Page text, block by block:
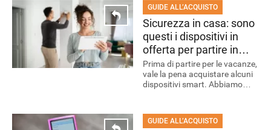
GUIDE ALL’ACQUISTO
Sicurezza in casa: sono
questi i dispositivi in
offerta per partire in
serenità per le vacanze
Prima di partire per le vacanze,
vale la pena acquistare alcuni
dispositivi smart. Abbiamo
sicurezza domestica.
GUIDE ALL’ACQUISTO